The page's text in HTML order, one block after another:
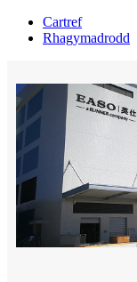
Cartref
Rhagymadrodd